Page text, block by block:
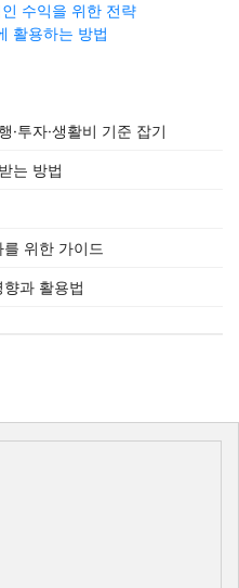
수익을 위한 전략
활용하는 방법
·투자·생활비 기준 잡기
는 방법
위한 가이드
과 활용법